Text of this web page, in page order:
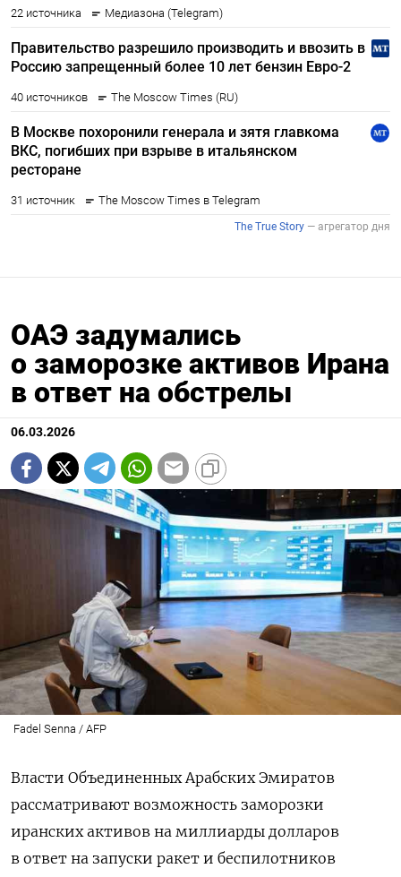
ОАЭ задумались
о заморозке активов Ирана
в ответ на обстрелы
06.03.2026
Fadel Senna / AFP
Власти Объединенных Арабских Эмиратов
рассматривают возможность заморозки
иранских активов на миллиарды долларов
в ответ на запуски ракет и беспилотников